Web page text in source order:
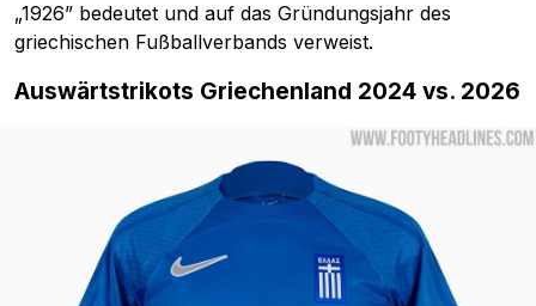
„1926” bedeutet und auf das Gründungsjahr des
griechischen Fußballverbands verweist.
Auswärtstrikots Griechenland 2024 vs. 2026